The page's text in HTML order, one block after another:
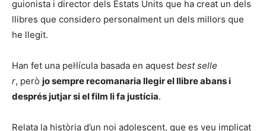
guionista i director dels Estats Units que ha creat un dels
llibres que considero personalment un dels millors que
he llegit.
Han fet una pel·lícula basada en aquest best selle
r, però jo sempre recomanaria llegir el llibre abans i
després jutjar si el film li fa justícia.
Relata la història d’un noi adolescent, que es veu implicat